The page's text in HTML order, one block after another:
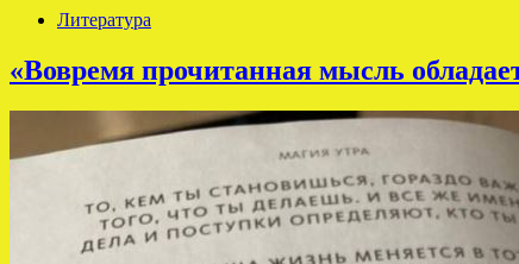
Литература
«Вовремя прочитанная мысль